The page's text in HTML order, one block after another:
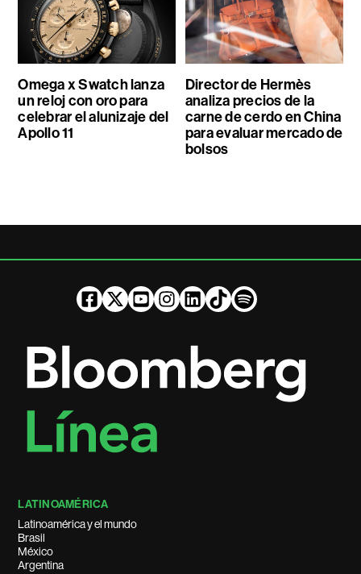
Omega x Swatch lanza
un reloj con oro para
celebrar el alunizaje del
Apollo 11
Director de Hermès
analiza precios de la
carne de cerdo en China
para evaluar mercado de
bolsos
LATINOAMÉRICA
Latinoamérica y el mundo
Brasil
México
Argentina